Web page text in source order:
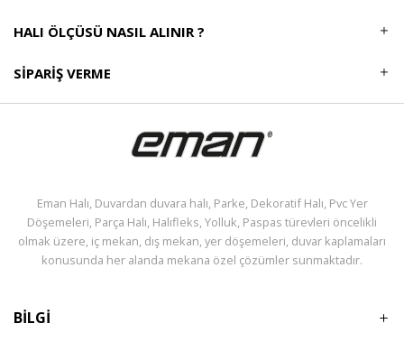
HALI ÖLÇÜSÜ NASIL ALINIR ?
SIPARIŞ VERME
Eman Halı, Duvardan duvara halı, Parke, Dekoratif Halı, Pvc Yer
Döşemeleri, Parça Halı, Halıfleks, Yolluk, Paspas türevleri öncelikli
olmak üzere, iç mekan, dış mekan, yer döşemeleri, duvar kaplamaları
konusunda her alanda mekana özel çözümler sunmaktadır.
BİLGİ